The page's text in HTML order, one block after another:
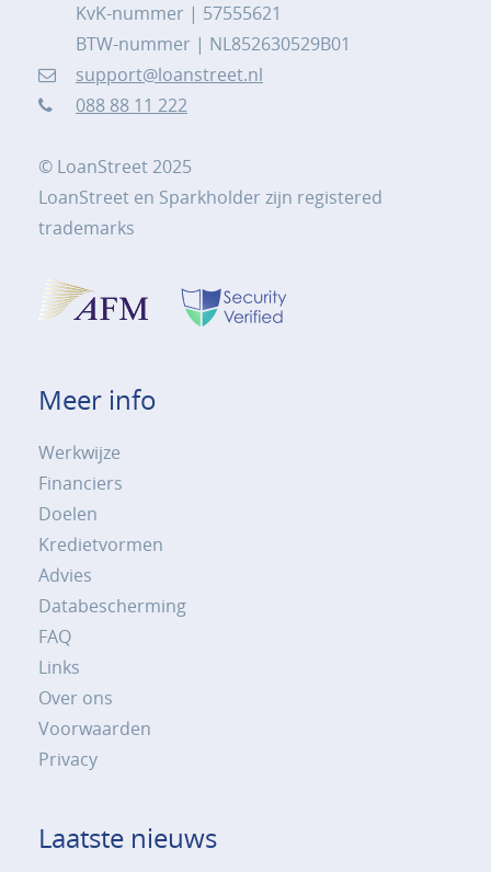
KvK-nummer | 57555621
BTW-nummer | NL852630529B01
support@loanstreet.nl
088 88 11 222
© LoanStreet 2025
LoanStreet en Sparkholder zijn registered
trademarks
Meer info
Werkwijze
Financiers
Doelen
Kredietvormen
Advies
Databescherming
FAQ
Links
Over ons
Voorwaarden
Privacy
Laatste nieuws